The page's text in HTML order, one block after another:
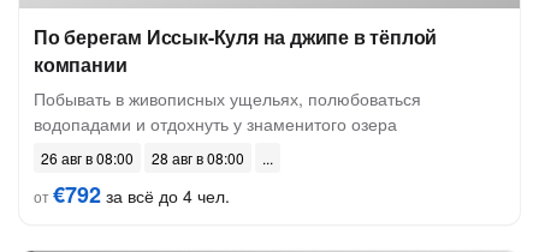
По берегам Иссык-Куля на джипе в тёплой
компании
Побывать в живописных ущельях, полюбоваться
водопадами и отдохнуть у знаменитого озера
26 авг в 08:00
28 авг в 08:00
от€792 за всё до 4 чел.